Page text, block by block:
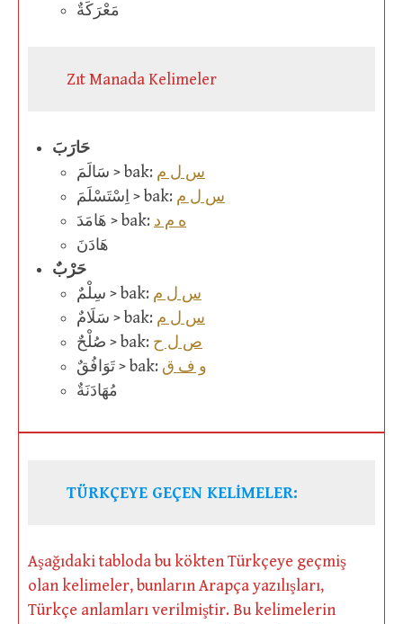
مَعْرَكَةٌ
Zıt Manada Kelimeler
حَارَبَ
سَالَمَ > bak: س ل م
اِسْتَسْلَمَ > bak: س ل م
هَامَدَ > bak: ه م د
هَادَنَ
حَرْبٌ
سِلْمٌ > bak: س ل م
سَلَامٌ > bak: س ل م
صُلْحٌ > bak: ص ل ح
تَوَافُقٌ > bak: و ف ق
مُهَادَنَةٌ
TÜRKÇEYE GEÇEN KELİMELER:
Aşağıdaki tabloda bu kökten Türkçeye geçmiş
olan kelimeler, bunların Arapça yazılışları,
Türkçe anlamları verilmiştir. Bu kelimelerin